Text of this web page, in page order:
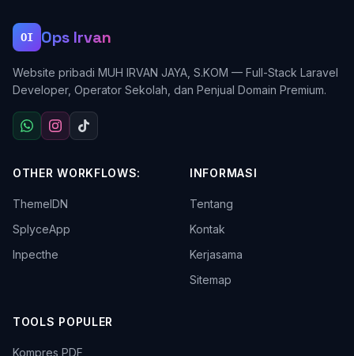
OI Ops Irvan
Website pribadi MUH IRVAN JAYA, S.KOM — Full-Stack Laravel
Developer, Operator Sekolah, dan Penjual Domain Premium.
OTHER WORKFLOWS:
ThemeIDN
SplyceApp
Inpecthe
INFORMASI
Tentang
Kontak
Kerjasama
Sitemap
TOOLS POPULER
Kompres PDF